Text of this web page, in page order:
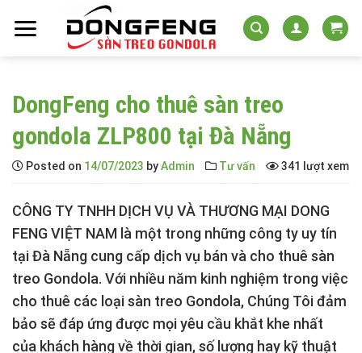
DongFeng cho thuê sàn treo
gondola ZLP800 tại Đà Nẵng
Posted on 14/07/2023 byAdmin Tư vấn 341 lượt xem
CÔNG TY TNHH DỊCH VỤ VÀ THƯƠNG MẠI DONG
FENG VIỆT NAM là một trong những công ty uy tín
tại Đà Nẵng cung cấp dịch vụ bán và cho thuê sàn
treo Gondola. Với nhiều năm kinh nghiệm trong việc
cho thuê các loại sàn treo Gondola, Chúng Tôi đảm
bảo sẽ đáp ứng được mọi yêu cầu khắt khe nhất
của khách hàng về thời gian, số lượng hay kỹ thuật